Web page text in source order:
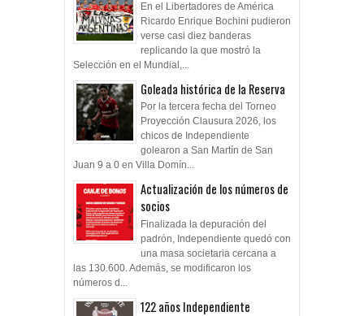
En el Libertadores de América
Ricardo Enrique Bochini pudieron
verse casi diez banderas
replicando la que mostró la
Selección en el Mundial,...
Goleada histórica de la Reserva
Por la tercera fecha del Torneo
Proyección Clausura 2026, los
chicos de Independiente
golearon a San Martín de San
Juan 9 a 0 en Villa Domín...
Actualización de los números de
socios
Finalizada la depuración del
padrón, Independiente quedó con
una masa societaria cercana a
las 130.600. Además, se modificaron los
números d...
122 años Independiente